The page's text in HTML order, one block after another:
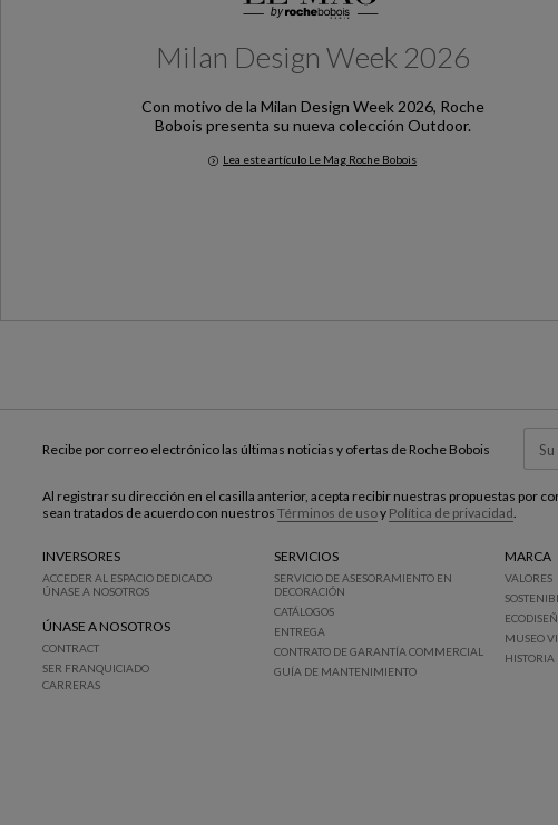
Milan Design Week 2026
Con motivo de la Milan Design Week 2026, Roche
Bobois presenta su nueva colección Outdoor.
Lea este artículo Le Mag Roche Bobois
Milan Design Week 2026
Recibe por correo electrónico las últimas noticias y ofertas de Roche Bobois
Al registrar su dirección en el casilla anterior, acepta recibir nuestras propuestas por
sean tratados de acuerdo con nuestros Términos de usoy Política de privacidad.
INVERSORES
ACCEDER AL ESPACIO DEDICADO
ÚNASE A NOSOTROS
ÚNASE A NOSOTROS
CONTRACT
SER FRANQUICIADO
CARRERAS
SERVICIOS
SERVICIO DE ASESORAMIENTO EN
DECORACIÓN
CATÁLOGOS
ENTREGA
CONTRATO DE GARANTÍA COMMERCIAL
GUÍA DE MANTENIMIENTO
MARCA
VALORES
MUSEO
HISTORIA